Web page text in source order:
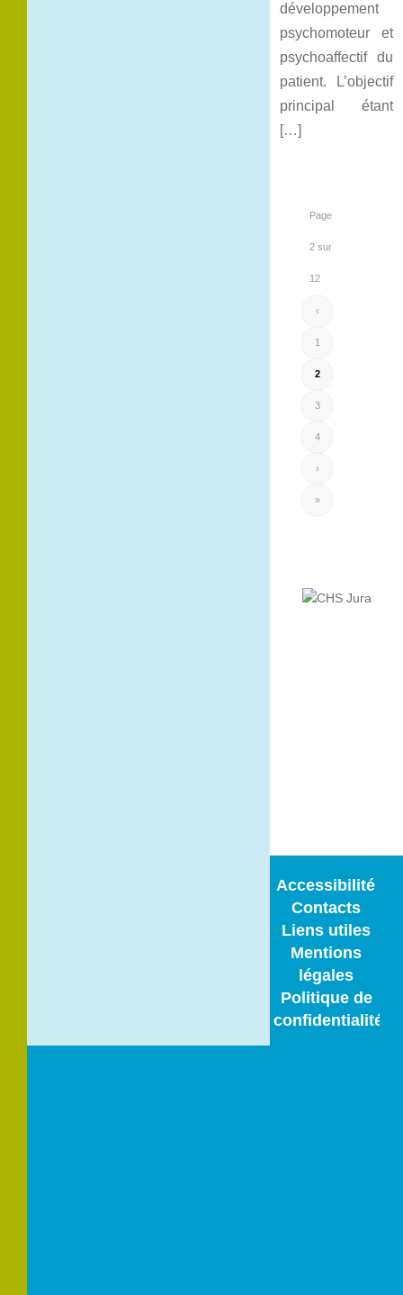
développement
psychomoteur et
psychoaffectif du
patient. L’objectif
principal étant
[…]
Page
2 sur
12
‹
1
2
3
4
›
»
Accessibilité
Contacts
Liens utiles
Mentions
légales
Politique de
confidentialité